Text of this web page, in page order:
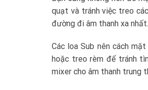
quạt và tránh việc treo
đường đi âm thanh xa nhất.
Các loa Sub nên cách
hoặc treo rèm để tránh
mixer cho âm thanh trung